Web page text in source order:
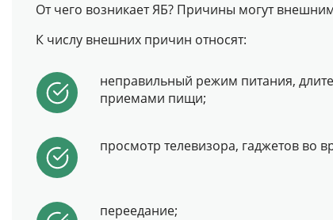
От чего возникает ЯБ? Причины могут
К числу внешних причин относят:
неправильный режим питания,
приемами пищи;
просмотр телевизора, гаджетов во
переедание;